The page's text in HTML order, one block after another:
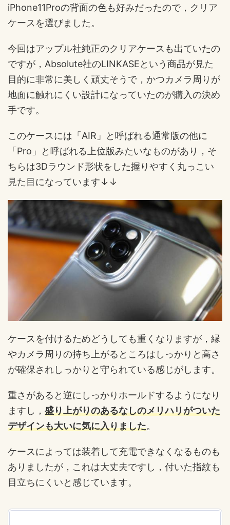
iPhone11Proの背面の色も好みだったので，クリア
ケースを選びました。
今回はアップル社純正のクリアケースも出ていたの
ですが，Absolute社のLINKASEという商品が見た
目的に非常に美しく頑丈そうで，かつカメラ周りが
地面に触れにくい設計になっていたのが購入の決め
手です。
このケースには「AIR」と呼ばれる通常版の他に
「Pro」と呼ばれる上位版みたいなものがあり，そ
ちらは3Dラウンド形状をした握りやすく丸っこい
見た目になっています↓↓
ケースを付けるためどうしても重くなりますが，縁
やカメラ周りの持ち上がるところはしっかりと高さ
が確保されしっかりと守られている感じがします。
重さがあると逆にしっかりホールドするようになり
ますし， 盛り上がりのあるなしのメリハリがついた
デザインも大いに気に入りました。
ケースによっては装着して充電できなくなるものも
ありましたが，これは大丈夫ですし，付いた指紋も
目立ちにくいと感じています。